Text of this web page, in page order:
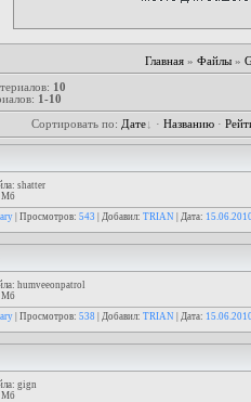
Главная » Файлы »
: 10
: 1-10
Сортировать по: Дате · Названию·
shatter
Мб
| Просмотров: 543 | Добавил: TRIAN | Дата:
humveeonpatrol
Мб
| Просмотров: 538 | Добавил: TRIAN | Дата:
gign
Мб